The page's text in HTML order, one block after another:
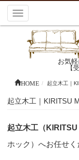
お気
【
Toggle
navigation
HOME 起立木工｜
起立木工｜KIRITSU
起立木工（KIRITSU
ホック）へお任せく